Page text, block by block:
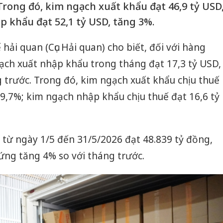
đó, kim ngạch xuất khẩu đạt 46,9 tỷ
khẩu đạt 52,1 tỷ USD, tăng 3%.
quan (Cục Hải quan) cho biết, đối với hàng
xuất nhập khẩu trong tháng đạt 17,3 tỷ USD,
trước. Trong đó, kim ngạch xuất khẩu chịu thuế
kim ngạch nhập khẩu chịu thuế đạt 16,6 tỷ
ngày 1/5 đến 31/5/2026 đạt 48.839 tỷ đồng,
tăng 4% so với tháng trước.